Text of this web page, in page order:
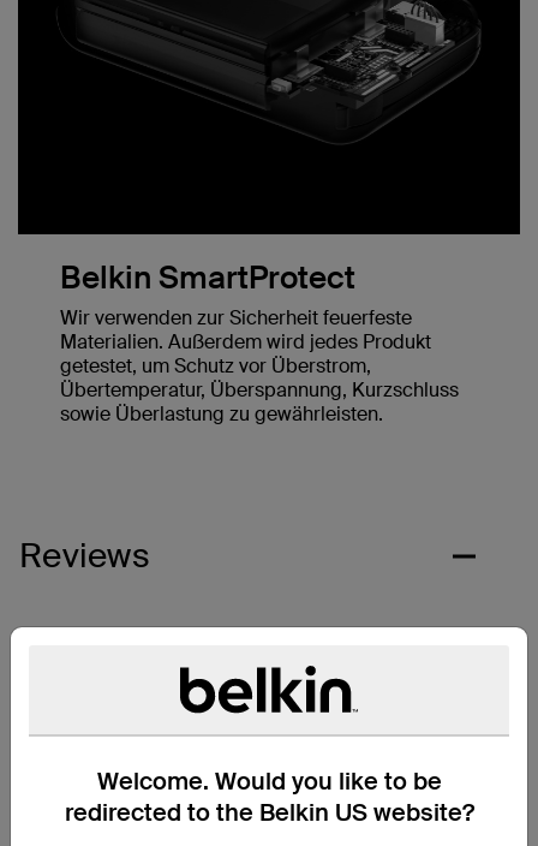
Welcome. Would you like to be
redirected to the Belkin US website?
Belkin SmartProtect
Wir verwenden zur Sicherheit feuerfeste
Materialien. Außerdem wird jedes Produkt
getestet, um Schutz vor Überstrom,
Übertemperatur, Überspannung, Kurzschluss
sowie Überlastung zu gewährleisten.
Reviews